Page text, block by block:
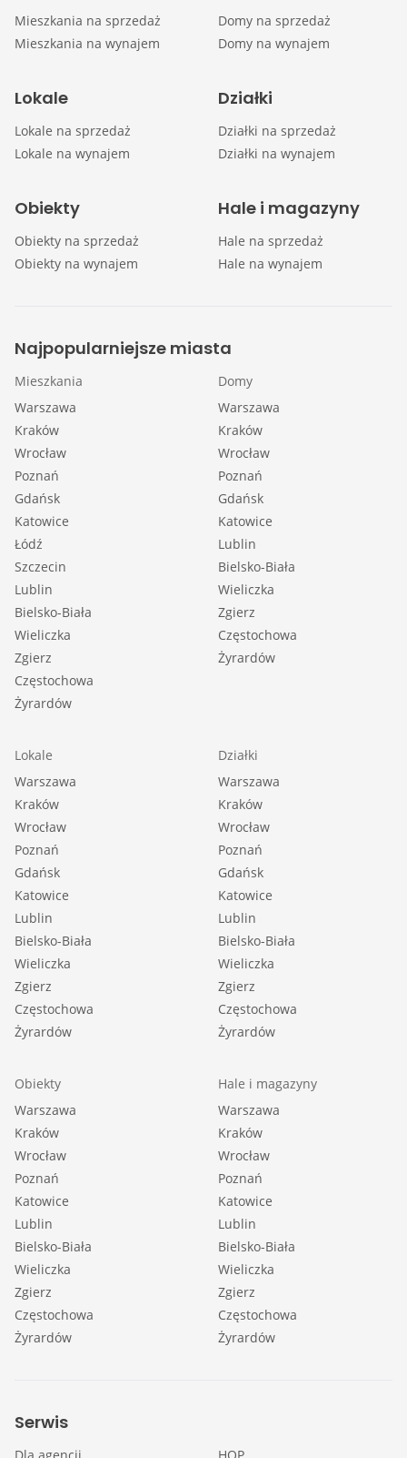
Mieszkania na sprzedaż
Mieszkania na wynajem
Domy na sprzedaż
Domy na wynajem
Lokale
Lokale na sprzedaż
Lokale na wynajem
Działki
Działki na sprzedaż
Działki na wynajem
Obiekty
Obiekty na sprzedaż
Obiekty na wynajem
Hale i magazyny
Hale na sprzedaż
Hale na wynajem
Najpopularniejsze miasta
Mieszkania
Warszawa
Kraków
Wrocław
Poznań
Gdańsk
Katowice
Łódź
Szczecin
Lublin
Bielsko-Biała
Wieliczka
Zgierz
Częstochowa
Żyrardów
Domy
Warszawa
Kraków
Wrocław
Poznań
Gdańsk
Katowice
Lublin
Bielsko-Biała
Wieliczka
Zgierz
Częstochowa
Żyrardów
Lokale
Warszawa
Kraków
Wrocław
Poznań
Gdańsk
Katowice
Lublin
Bielsko-Biała
Wieliczka
Zgierz
Częstochowa
Żyrardów
Działki
Warszawa
Kraków
Wrocław
Poznań
Gdańsk
Katowice
Lublin
Bielsko-Biała
Wieliczka
Zgierz
Częstochowa
Żyrardów
Obiekty
Warszawa
Kraków
Wrocław
Poznań
Katowice
Lublin
Bielsko-Biała
Wieliczka
Zgierz
Częstochowa
Żyrardów
Hale i magazyny
Warszawa
Kraków
Wrocław
Poznań
Katowice
Lublin
Bielsko-Biała
Wieliczka
Zgierz
Częstochowa
Żyrardów
Serwis